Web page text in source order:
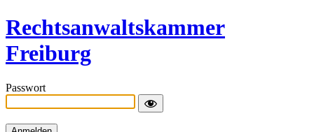
Rechtsanwaltskammer
Freiburg
Passwort